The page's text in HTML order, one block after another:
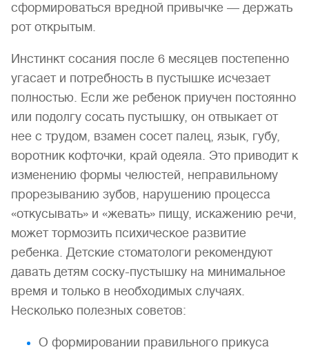
сформироваться вредной привычке — держать
рот открытым.
Инстинкт сосания после 6 месяцев постепенно
угасает и потребность в пустышке исчезает
полностью. Если же ребенок приучен постоянно
или подолгу сосать пустышку, он отвыкает от
нее с трудом, взамен сосет палец, язык, губу,
воротник кофточки, край одеяла. Это приводит к
изменению формы челюстей, неправильному
прорезыванию зубов, нарушению процесса
«откусывать» и «жевать» пищу, искажению речи,
может тормозить психическое развитие
ребенка. Детские стоматологи рекомендуют
давать детям соску-пустышку на минимальное
время и только в необходимых случаях.
Несколько полезных советов:
О формировании правильного прикуса